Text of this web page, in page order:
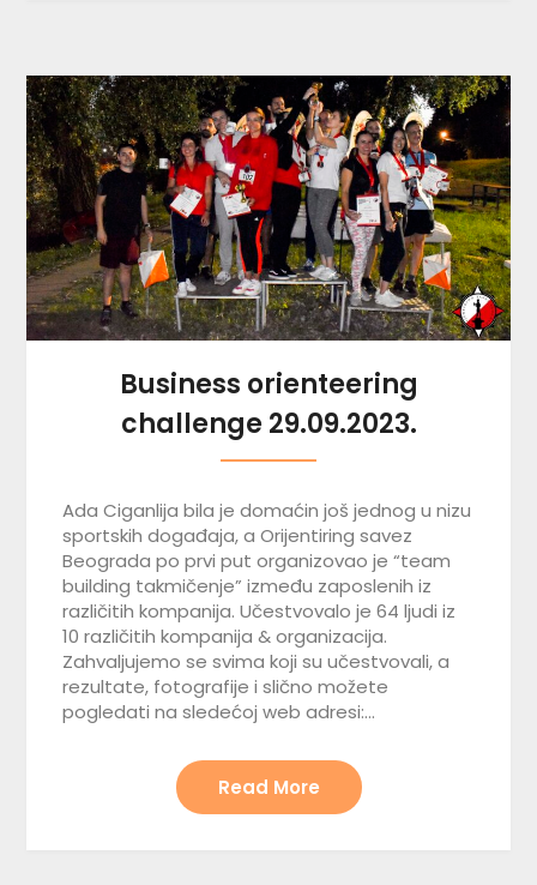
Business orienteering
challenge 29.09.2023.
Ada Ciganlija bila je domaćin još jednog u nizu
sportskih događaja, a Orijentiring savez
Beograda po prvi put organizovao je “team
building takmičenje” između zaposlenih iz
različitih kompanija. Učestvovalo je 64 ljudi iz
10 različitih kompanija & organizacija.
Zahvaljujemo se svima koji su učestvovali, a
rezultate, fotografije i slično možete
pogledati na sledećoj web adresi:…
Read More